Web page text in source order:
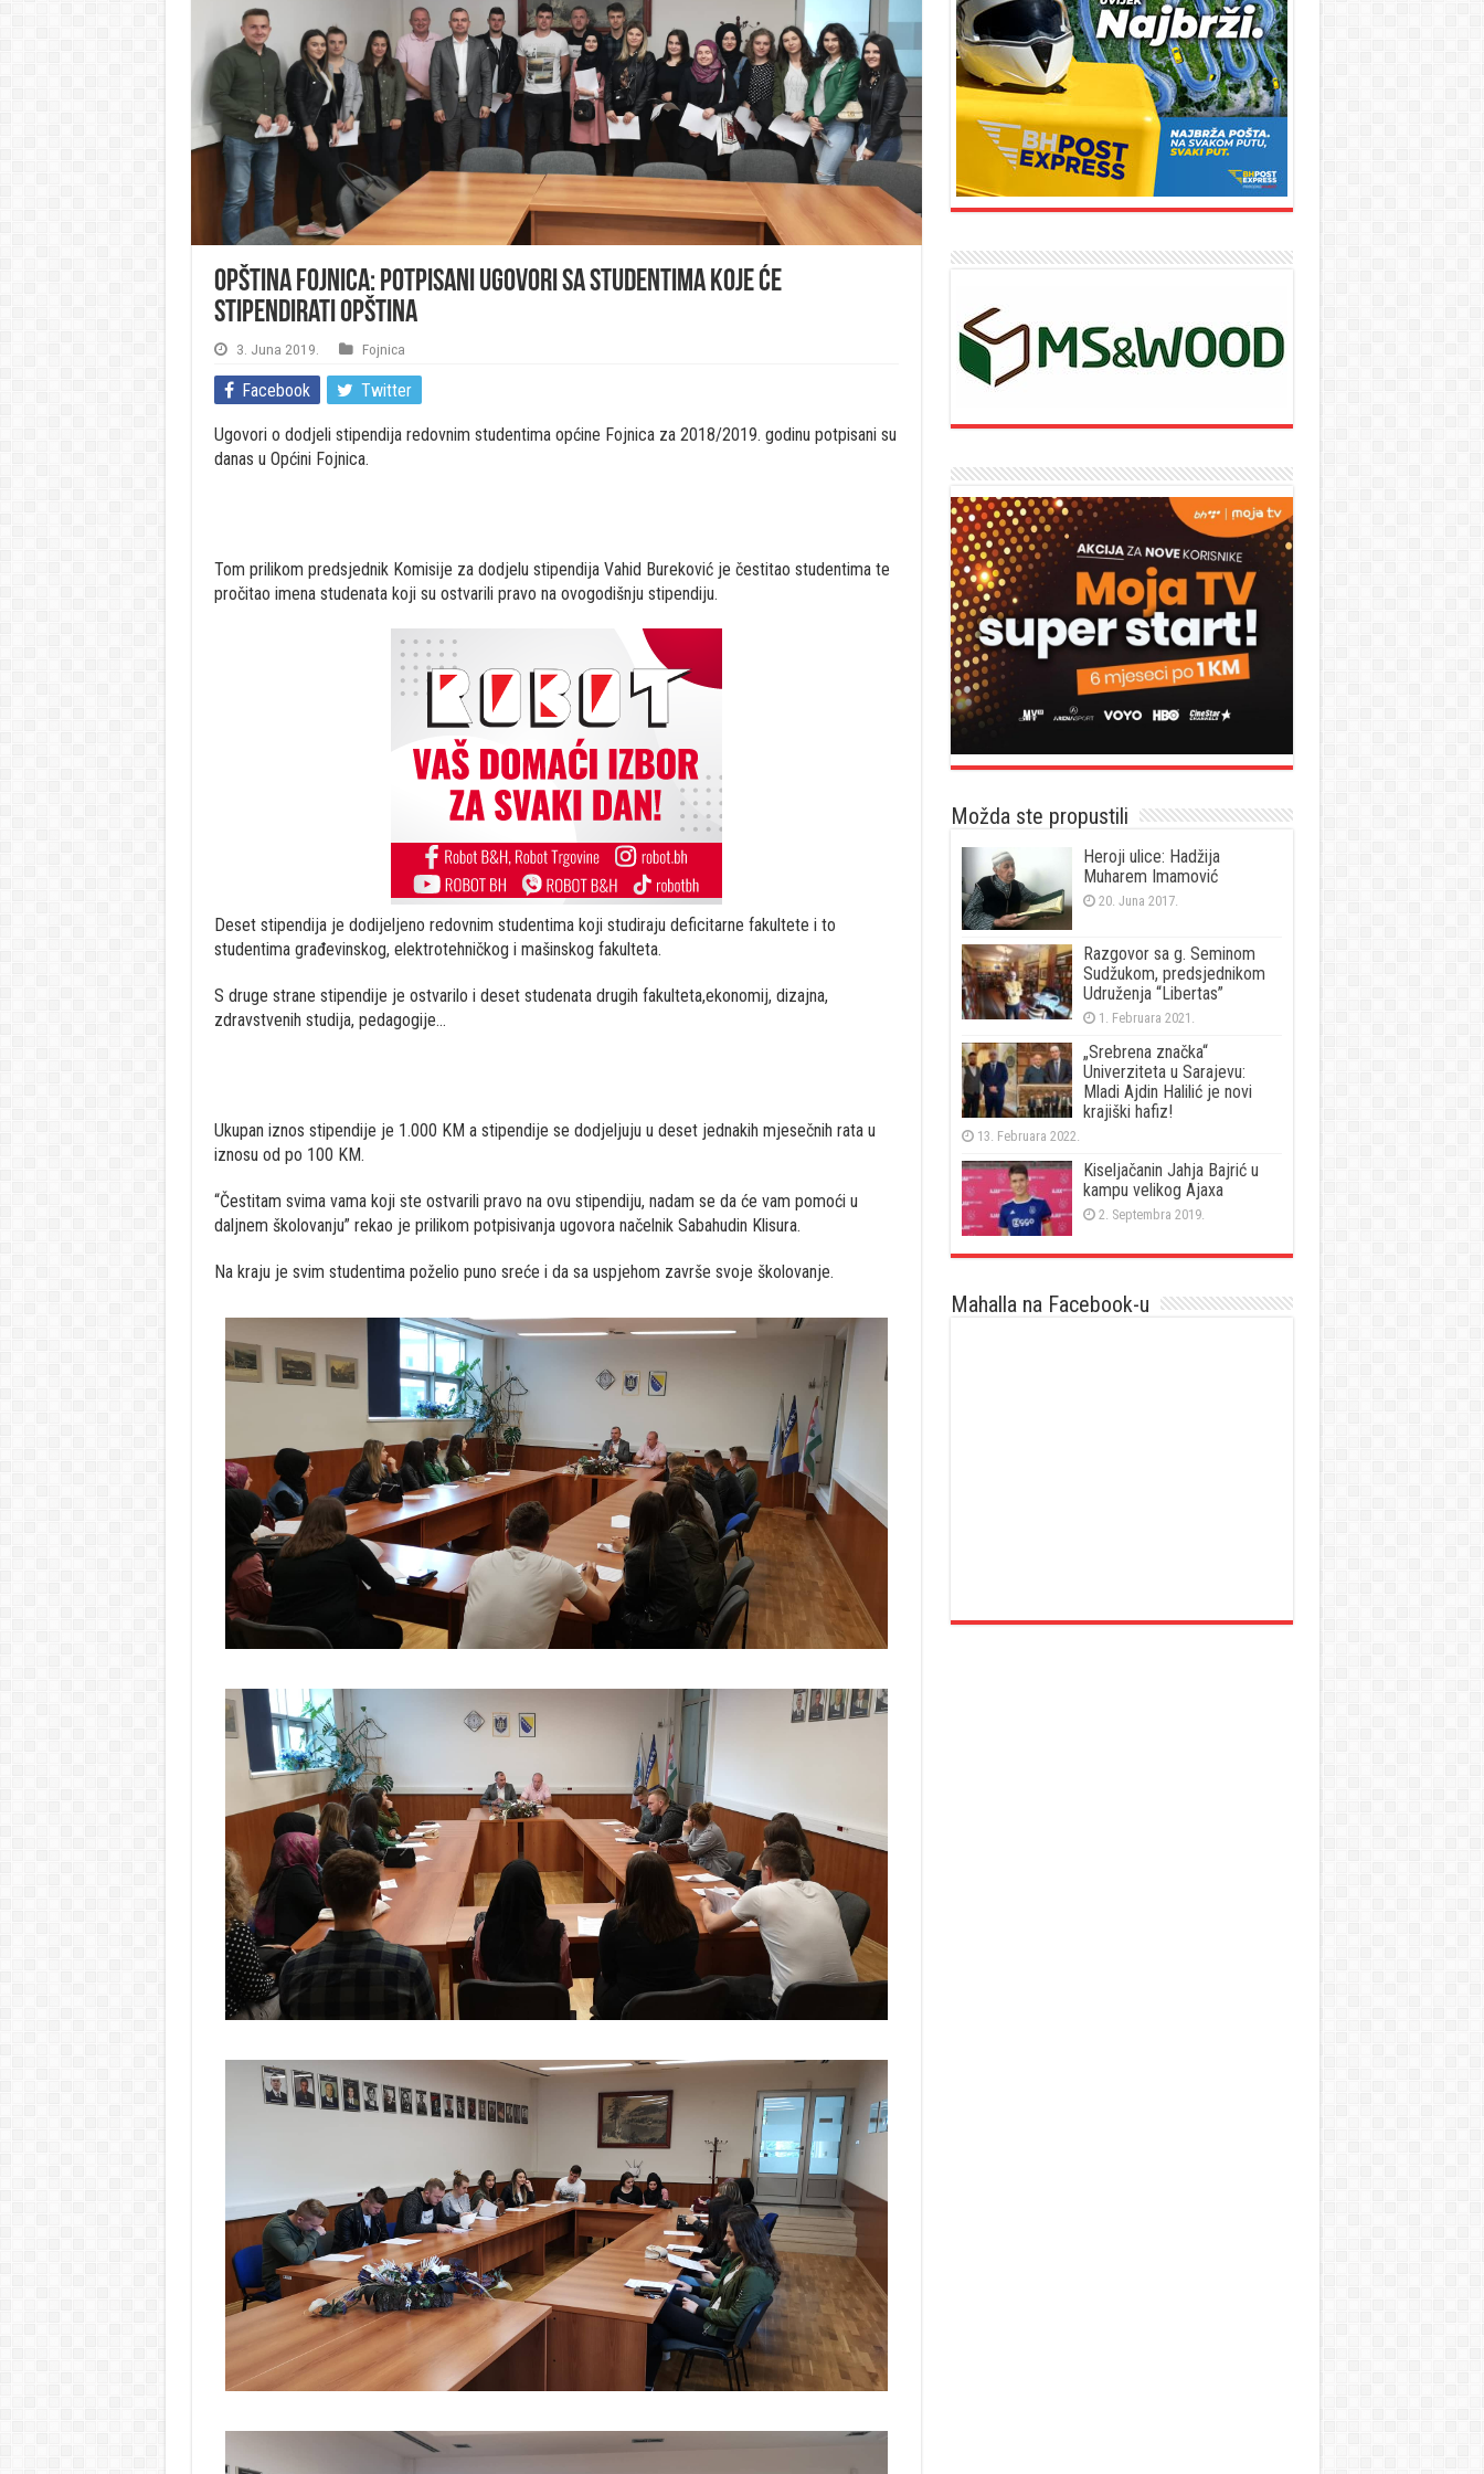
Opština Fojnica: Potpisani ugovori sa studentima koje će
stipendirati Opština
3. Juna 2019. Fojnica
Facebook Twitter
Ugovori o dodjeli stipendija redovnim studentima općine Fojnica za 2018/2019. godinu potpisani su
danas u Općini Fojnica.
Tom prilikom predsjednik Komisije za dodjelu stipendija Vahid Bureković je čestitao studentima te
pročitao imena studenata koji su ostvarili pravo na ovogodišnju stipendiju.
Deset stipendija je dodijeljeno redovnim studentima koji studiraju deficitarne fakultete i to
studentima građevinskog, elektrotehničkog i mašinskog fakulteta.
S druge strane stipendije je ostvarilo i deset studenata drugih fakulteta,ekonomij, dizajna,
zdravstvenih studija, pedagogije…
Ukupan iznos stipendije je 1.000 KM a stipendije se dodjeljuju u deset jednakih mjesečnih rata u
iznosu od po 100 KM.
“Čestitam svima vama koji ste ostvarili pravo na ovu stipendiju, nadam se da će vam pomoći u
daljnem školovanju” rekao je prilikom potpisivanja ugovora načelnik Sabahudin Klisura.
Na kraju je svim studentima poželio puno sreće i da sa uspjehom završe svoje školovanje.
Možda ste propustili
Heroji ulice: Hadžija
Muharem Imamović
20. Juna 2017.
Razgovor sa g. Seminom
Sudžukom, predsjednikom
Udruženja “Libertas”
1. Februara 2021.
„Srebrena značka“
Univerziteta u Sarajevu:
Mladi Ajdin Halilić je novi
krajiški hafiz!
13. Februara 2022.
Kiseljačanin Jahja Bajrić u
kampu velikog Ajaxa
2. Septembra 2019.
Mahalla na Facebook-u